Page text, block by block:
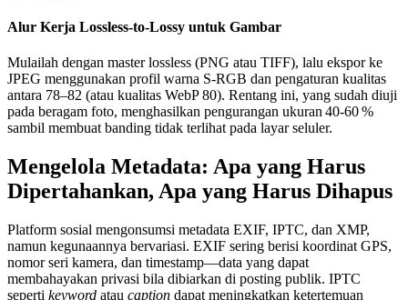
Alur Kerja Lossless‑to‑Lossy untuk Gambar
Mulailah dengan master lossless (PNG atau TIFF), lalu ekspor ke
JPEG menggunakan profil warna S‑RGB dan pengaturan kualitas
antara 78–82 (atau kualitas WebP 80). Rentang ini, yang sudah diuji
pada beragam foto, menghasilkan pengurangan ukuran 40‑60 %
sambil membuat banding tidak terlihat pada layar seluler.
Mengelola Metadata: Apa yang Harus
Dipertahankan, Apa yang Harus Dihapus
Platform sosial mengonsumsi metadata EXIF, IPTC, dan XMP,
namun kegunaannya bervariasi. EXIF sering berisi koordinat GPS,
nomor seri kamera, dan timestamp—data yang dapat
membahayakan privasi bila dibiarkan di posting publik. IPTC
seperti keyword atau caption dapat meningkatkan ketertemuan